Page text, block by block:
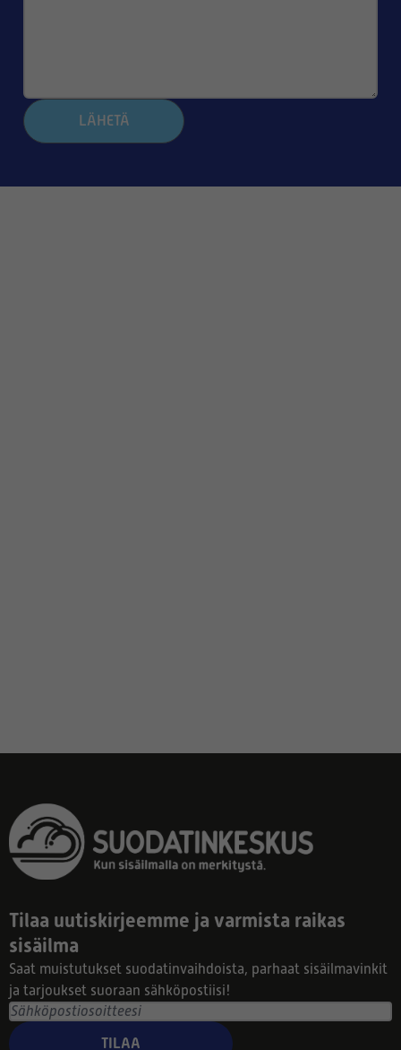
LÄHETÄ
Tilaa uutiskirjeemme ja varmista raikas
sisäilma
Saat muistutukset suodatinvaihdoista, parhaat sisäilmavinkit
ja tarjoukset suoraan sähköpostiisi!
TILAA